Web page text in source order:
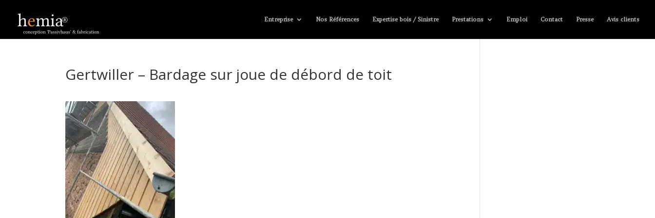
Entreprise Nos Références Expertise bois / Sinistre Prestations Emploi Contact Presse Avis clients
Gertwiller – Bardage sur joue de débord de toit